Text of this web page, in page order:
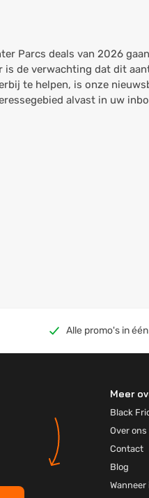
Parcs deals van 2026
de verwachting dat dit
te helpen, is onze
alvast in uw
Alle promo's in
Meer
Black
Over ons
Contact
Blog